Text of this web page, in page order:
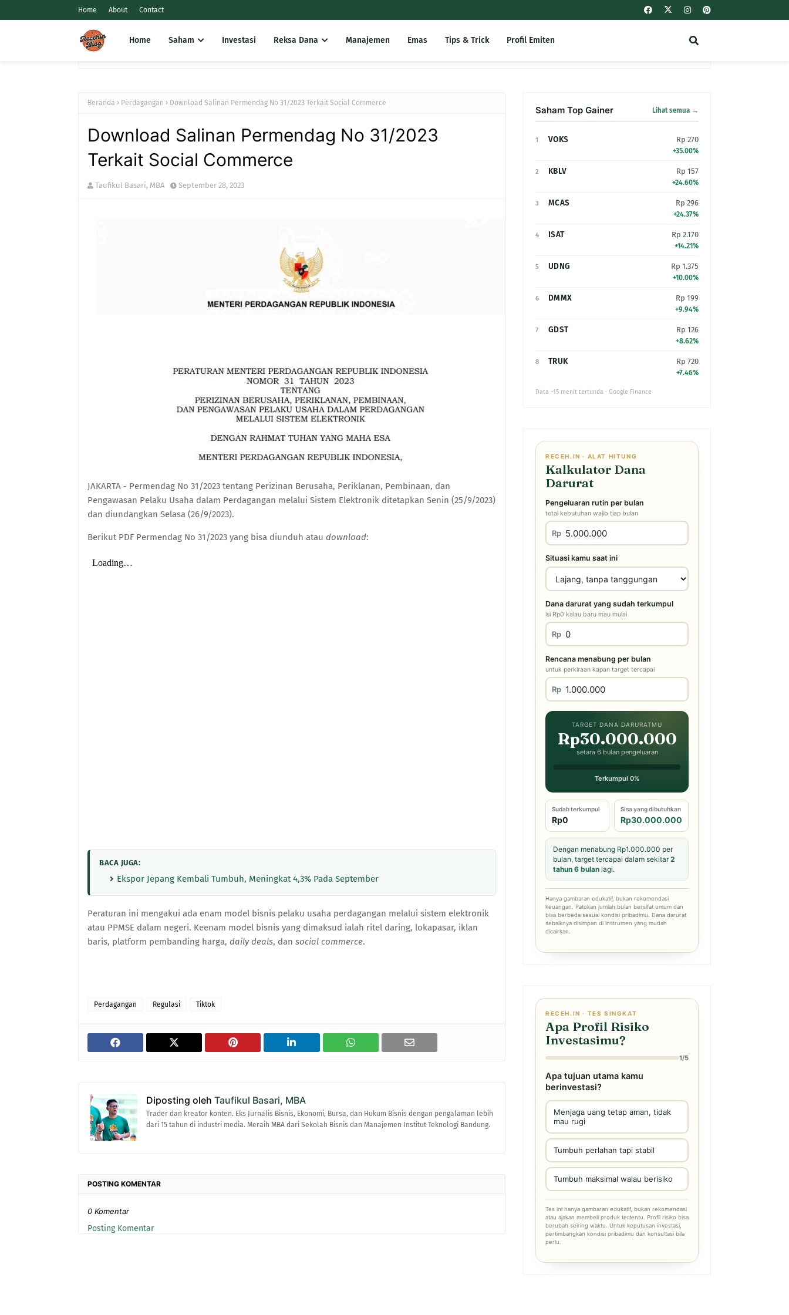
Home About Contact
Home Saham Investasi Reksa Dana Manajemen Emas Tips & Trick Profil Emiten
Beranda Perdagangan Download Salinan Permendag No 31/2023 Terkait Social Commerce
Download Salinan Permendag No 31/2023
Terkait Social Commerce
Taufikul Basari, MBA September 28, 2023
JAKARTA - Permendag No 31/2023 tentang Perizinan Berusaha, Periklanan, Pembinaan, dan
Pengawasan Pelaku Usaha dalam Perdagangan melalui Sistem Elektronik ditetapkan Senin (25/9/2023)
dan diundangkan Selasa (26/9/2023).
Berikut PDF Permendag No 31/2023 yang bisa diunduh atau download:
BACA JUGA:
Ekspor Jepang Kembali Tumbuh, Meningkat 4,3% Pada September
Peraturan ini mengakui ada enam model bisnis pelaku usaha perdagangan melalui sistem elektronik
atau PPMSE dalam negeri. Keenam model bisnis yang dimaksud ialah ritel daring, lokapasar, iklan
baris, platform pembanding harga, daily deals, dan social commerce.
Perdagangan Regulasi Tiktok
Diposting oleh Taufikul Basari, MBA
Trader dan kreator konten. Eks Jurnalis Bisnis, Ekonomi, Bursa, dan Hukum Bisnis dengan pengalaman lebih
dari 15 tahun di industri media. Meraih MBA dari Sekolah Bisnis dan Manajemen Institut Teknologi Bandung.
POSTING KOMENTAR
0 Komentar
Posting Komentar
Saham Top Gainer Lihat semua →
1 VOKS Rp 270
+35.00%
2 KBLV Rp 157
+24.60%
3 MCAS Rp 296
+24.37%
4 ISAT Rp 2.170
+14.21%
5 UDNG Rp 1.375
+10.00%
6 DMMX Rp 199
+9.94%
7 GDST Rp 126
+8.62%
8 TRUK Rp 720
+7.46%
Data ~15 menit tertunda · Google Finance
RECEH.IN · ALAT HITUNG
Kalkulator Dana
Darurat
Pengeluaran rutin per bulan
total kebutuhan wajib tiap bulan
Rp
Situasi kamu saat ini
Dana darurat yang sudah terkumpul
isi Rp0 kalau baru mau mulai
Rp
Rencana menabung per bulan
untuk perkiraan kapan target tercapai
Rp
TARGET DANA DARURATMU
Rp30.000.000
setara 6 bulan pengeluaran
Terkumpul 0%
Sudah terkumpul
Rp0
Sisa yang dibutuhkan
Rp30.000.000
Dengan menabung Rp1.000.000 per
bulan, target tercapai dalam sekitar2
tahun 6 bulan lagi.
Hanya gambaran edukatif, bukan rekomendasi
keuangan. Patokan jumlah bulan bersifat umum dan
bisa berbeda sesuai kondisi pribadimu. Dana darurat
sebaiknya disimpan di instrumen yang mudah
dicairkan.
RECEH.IN · TES SINGKAT
Apa Profil Risiko
Investasimu?
1/5
Apa tujuan utama kamu
berinvestasi?
Menjaga uang tetap aman, tidak
mau rugi
Tumbuh perlahan tapi stabil
Tumbuh maksimal walau berisiko
Tes ini hanya gambaran edukatif, bukan rekomendasi
atau ajakan membeli produk tertentu. Profil risiko bisa
berubah seiring waktu. Untuk keputusan investasi,
pertimbangkan kondisi pribadimu dan konsultasi bila
perlu.